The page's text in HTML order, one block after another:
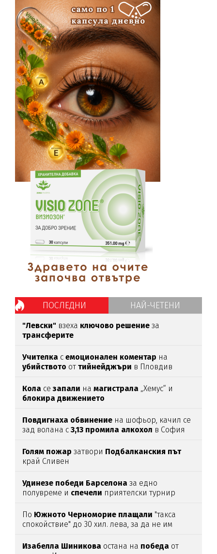
ПОСЛЕДНИ НАЙ-ЧЕТЕНИ
"Левски" взеха ключово решение за
трансферите
Учителка семоционален коментар на
убийството оттийнейджъри в Пловдив
Кола сезапали намагистрала „Хемус“ и
блокира движението
Повдигнаха обвинение на шофьор, качил се
зад волана с3,13 промила алкохол в София
Голям пожар затвори Подбалканския път
край Сливен
Удинезе победи Барселона за едно
полувреме и спечели приятелски турнир
По Южното Черноморие плащали "такса
спокойствие" до 30 хил. лева, за да не им
Изабелла Шиникова остана на победа от